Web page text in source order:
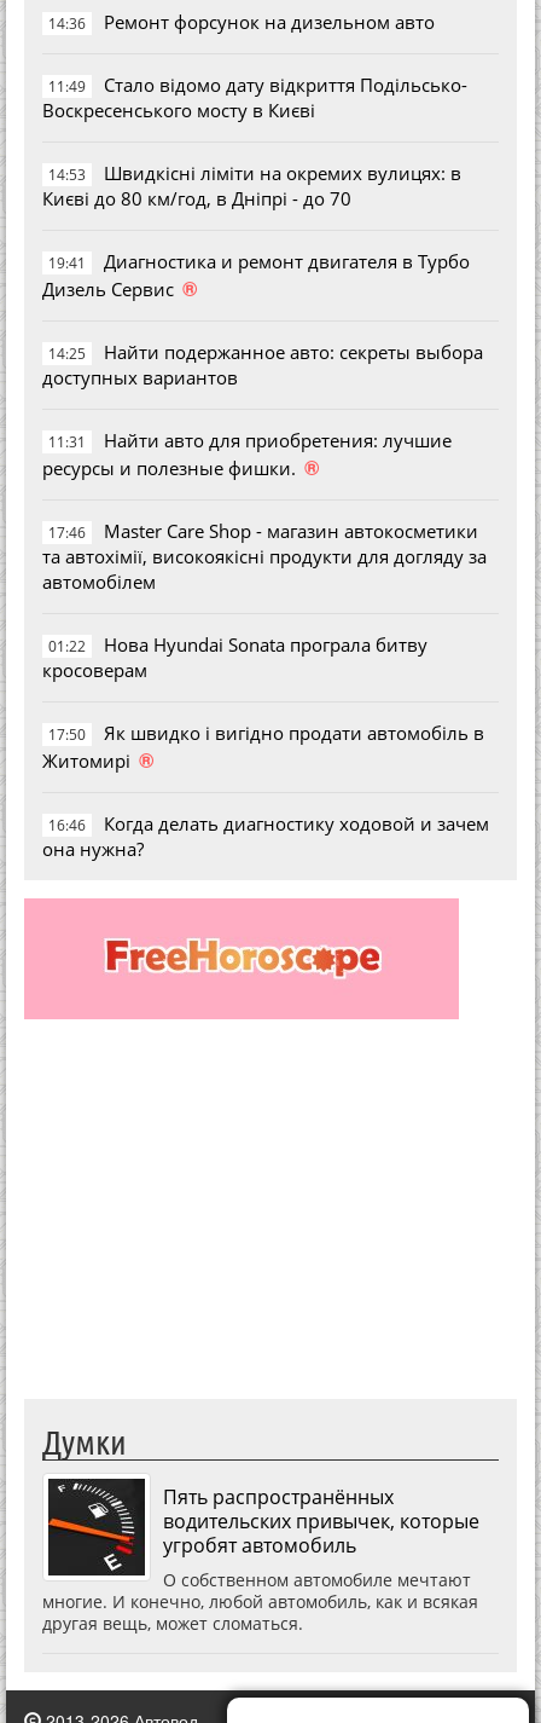
14:36 Ремонт форсунок на дизельном авто
11:49
Стало відомо дату відкриття Подільсько-
Воскресенського мосту в Києві
14:53
Швидкісні ліміти на окремих вулицях: в
Києві до 80 км/год, в Дніпрі - до 70
19:41
Диагностика и ремонт двигателя в Турбо
Дизель Сервис ®
14:25
Найти подержанное авто: секреты выбора
доступных вариантов
11:31
Найти авто для приобретения: лучшие
ресурсы и полезные фишки. ®
17:46
Master Care Shop - магазин автокосметики
та автохімії, високоякісні продукти для догляду за
автомобілем
01:22
Нова Hyundai Sonata програла битву
кросоверам
17:50
Як швидко і вигідно продати автомобіль в
Житомирі ®
16:46
Когда делать диагностику ходовой и зачем
она нужна?
Думки
Пять распространённых
водительских привычек, которые
угробят автомобиль
О собственном автомобиле мечтают
многие. И конечно, любой автомобиль, как и всякая
другая вещь, может сломаться.